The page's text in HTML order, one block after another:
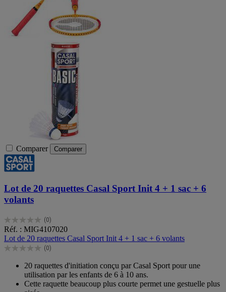
Comparer Comparer
Lot de 20 raquettes Casal Sport Init 4 + 1 sac + 6
volants
(0)
0.0
sur
5
étoiles.
Réf. : MIG4107020
Lot de 20 raquettes Casal Sport Init 4 + 1 sac + 6 volants
(0)
0.0
étoiles.
20 raquettes d'initiation conçu par Casal Sport pour une
utilisation par les enfants de 6 à 10 ans.
Cette raquette beaucoup plus courte permet une gestuelle plus